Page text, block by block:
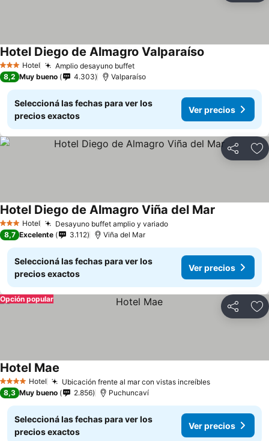
3 Estrellas
Hotel Amplio desayuno buffet
Hotel Diego de Almagro Valparaíso
8,2 Muy bueno 4.303 Valparaíso
Seleccioná las fechas para ver los
precios exactos
Ver precios
Compartir
3 Estrellas
Hotel Desayuno buffet amplio y variado
Hotel Diego de Almagro Viña del Mar
8,7 Excelente 3.112 Viña del Mar
Seleccioná las fechas para ver los
precios exactos
Ver precios
Compartir
Opción popular
4 EstrellasHotel Ubicación frente al mar con vistas increíbles
Hotel Mae
8,3 Muy bueno 2.856 Puchuncaví
Seleccioná las fechas para ver los
precios exactos
Ver precios